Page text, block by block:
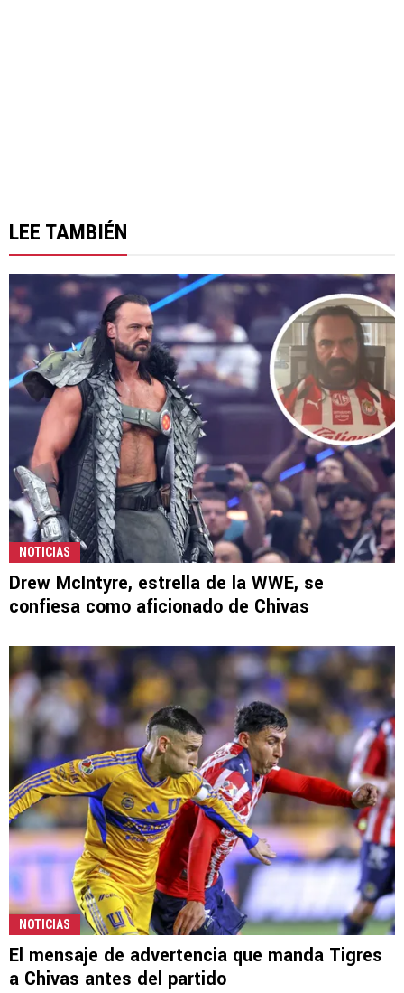
LEE TAMBIÉN
NOTICIAS
Drew McIntyre, estrella de la WWE, se
confiesa como aficionado de Chivas
NOTICIAS
El mensaje de advertencia que manda Tigres
a Chivas antes del partido